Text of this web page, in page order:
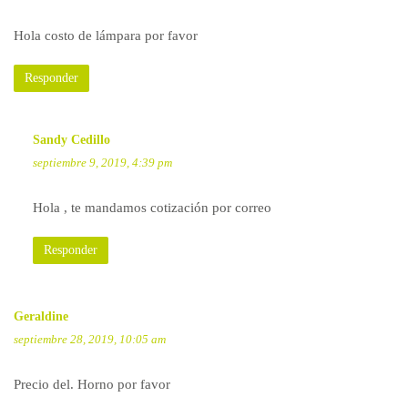
Hola costo de lámpara por favor
Responder
Sandy Cedillo
septiembre 9, 2019, 4:39 pm
Hola , te mandamos cotización por correo
Responder
Geraldine
septiembre 28, 2019, 10:05 am
Precio del. Horno por favor